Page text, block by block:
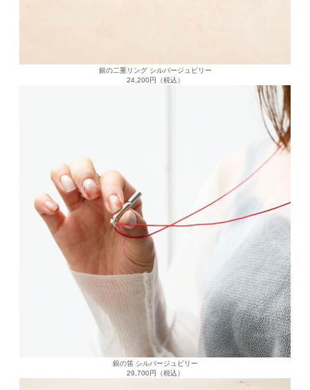
銀の二重リング シルバージュビリー
24,200円（税込）
銀の笛 シルバージュビリー
29,700円（税込）